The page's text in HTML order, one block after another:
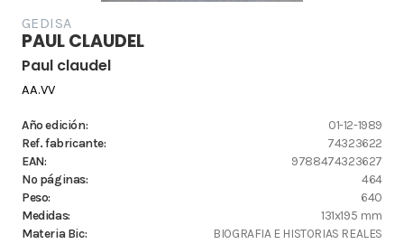
GEDISA
PAUL CLAUDEL
Paul claudel
AA.VV
Año edición:
01-12-1989
Ref. fabricante:
74323622
EAN:
9788474323627
Nº páginas:
464
Peso:
640
Medidas:
131x195 mm
Materia Bic:
BIOGRAFIA E HISTORIAS REALES